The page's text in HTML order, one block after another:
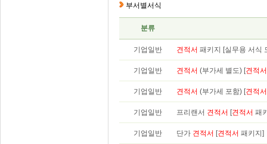
부서별서식
분류
기업일반 견적서 패키지 [실무용 서식
기업일반 견적서 (부가세 별도) [견적서
기업일반 견적서 (부가세 포함) [견적서
기업일반 프리랜서 견적서 [견적서 패
기업일반 단가 견적서 [견적서 패키지]